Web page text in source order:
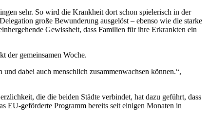
sehr. So wird die Krankheit dort schon spielerisch in der
große Bewunderung ausgelöst – ebenso wie die starke
Gewissheit, dass Familien für ihre Erkrankten ein
der gemeinsamen Woche.
dabei auch menschlich zusammenwachsen können.“,
die die beiden Städte verbindet, hat dazu geführt, dass
EU-geförderte Programm bereits seit einigen Monaten in